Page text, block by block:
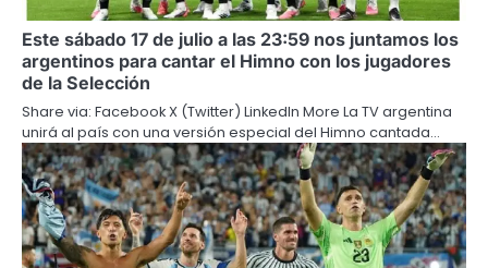
Este sábado 17 de julio a las 23:59 nos juntamos los
argentinos para cantar el Himno con los jugadores
de la Selección
Share via: Facebook X (Twitter) LinkedIn More La TV argentina
unirá al país con una versión especial del Himno cantada…